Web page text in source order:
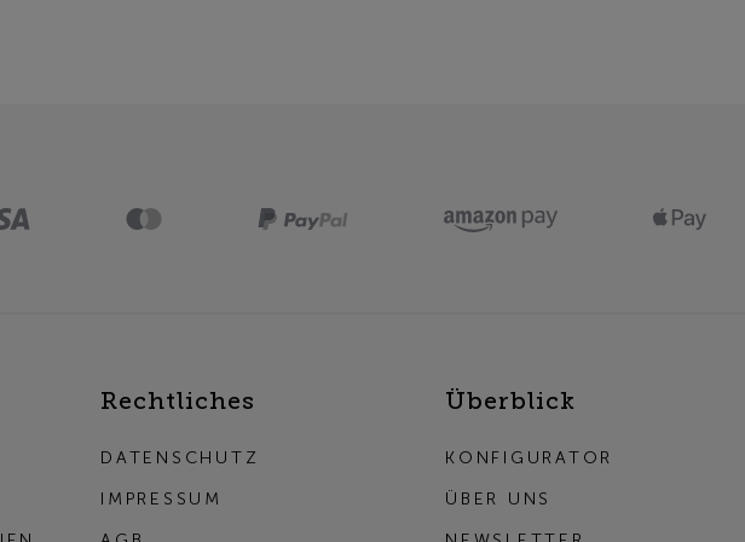
Rechtliches
DATENSCHUTZ
IMPRESSUM
Überblick
KONFIGURATOR
ÜBER UNS